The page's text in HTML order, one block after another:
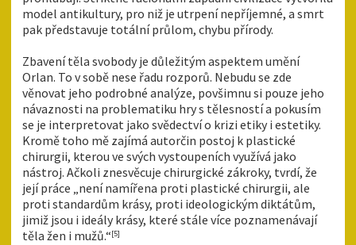
model antikultury, pro niž je utrpení nepříjemné, a smrt
pak představuje totální průlom, chybu přírody.
Zbavení těla svobody je důležitým aspektem umění
Orlan. To v sobě nese řadu rozporů. Nebudu se zde
věnovat jeho podrobné analýze, povšimnu si pouze jeho
návaznosti na problematiku hry s tělesností a pokusím
se je interpretovat jako svědectví o krizi etiky i estetiky.
Kromě toho mě zajímá autorčin postoj k plastické
chirurgii, kterou ve svých vystoupeních využívá jako
nástroj. Ačkoli znesvěcuje chirurgické zákroky, tvrdí, že
její práce „není namířena proti plastické chirurgii, ale
proti standardům krásy, proti ideologickým diktátům,
jimiž jsou i ideály krásy, které stále více poznamenávají
těla žen i mužů.“[5]